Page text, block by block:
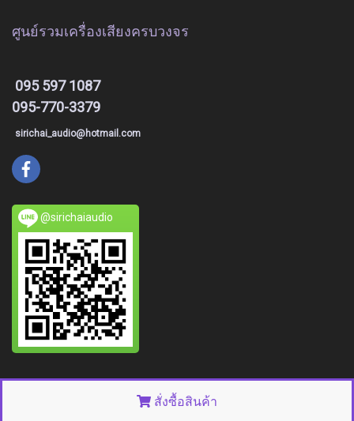
สั่งซื้อสินค้า
ศูนย์รวมเครื่องเสียงครบวงจร
095 597 1087
095-770-3379
sirichai_audio@hotmail.com
@sirichaiaudio
© Copyright 2015 All right reserved. MakeWebEasy.com